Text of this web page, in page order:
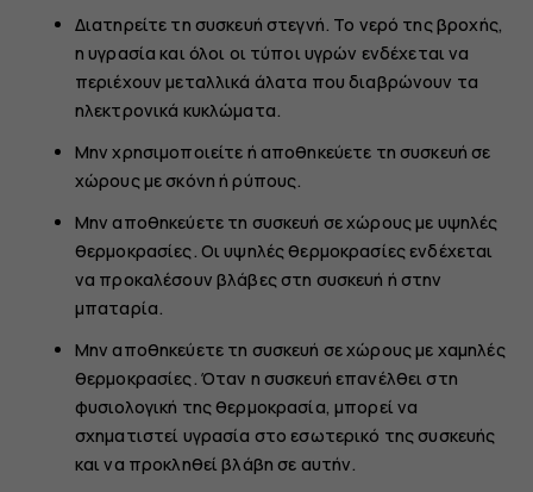
Διατηρείτε τη συσκευή στεγνή. Το νερό της βροχής,
η υγρασία και όλοι οι τύποι υγρών ενδέχεται να
περιέχουν μεταλλικά άλατα που διαβρώνουν τα
ηλεκτρονικά κυκλώματα.
Μην χρησιμοποιείτε ή αποθηκεύετε τη συσκευή σε
χώρους με σκόνη ή ρύπους.
Μην αποθηκεύετε τη συσκευή σε χώρους με υψηλές
θερμοκρασίες. Οι υψηλές θερμοκρασίες ενδέχεται
να προκαλέσουν βλάβες στη συσκευή ή στην
μπαταρία.
Μην αποθηκεύετε τη συσκευή σε χώρους με χαμηλές
θερμοκρασίες. Όταν η συσκευή επανέλθει στη
φυσιολογική της θερμοκρασία, μπορεί να
σχηματιστεί υγρασία στο εσωτερικό της συσκευής
και να προκληθεί βλάβη σε αυτήν.